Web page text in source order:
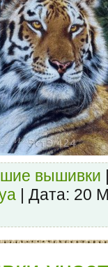
вышивки
| Дата: 20